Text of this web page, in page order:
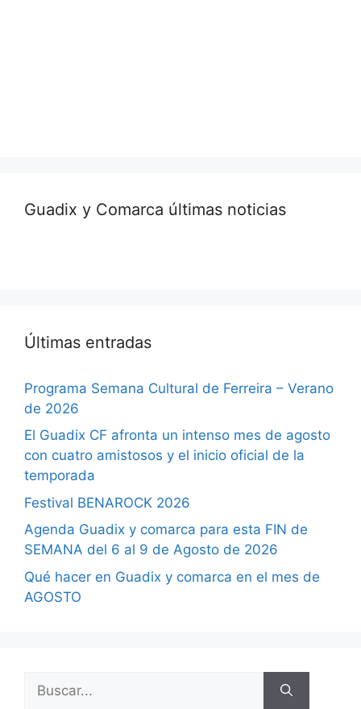
Guadix y Comarca últimas noticias
Últimas entradas
Programa Semana Cultural de Ferreira – Verano
de 2026
El Guadix CF afronta un intenso mes de agosto
con cuatro amistosos y el inicio oficial de la
temporada
Festival BENAROCK 2026
Agenda Guadix y comarca para esta FIN de
SEMANA del 6 al 9 de Agosto de 2026
Qué hacer en Guadix y comarca en el mes de
AGOSTO